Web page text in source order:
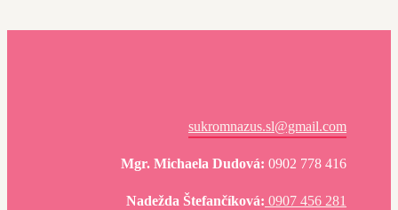
sukromnazus.sl@gmail.com
Mgr. Michaela Dudová: 0902 778 416
Nadežda Štefančíková: 0907 456 281